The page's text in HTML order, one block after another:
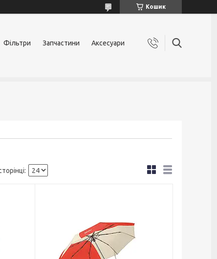
Кошик
Фільтри Запчастини Аксесуари